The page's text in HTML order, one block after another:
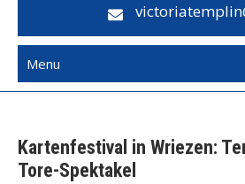
Menu
Kartenfestival in Wriezen:
Tore-Spektakel